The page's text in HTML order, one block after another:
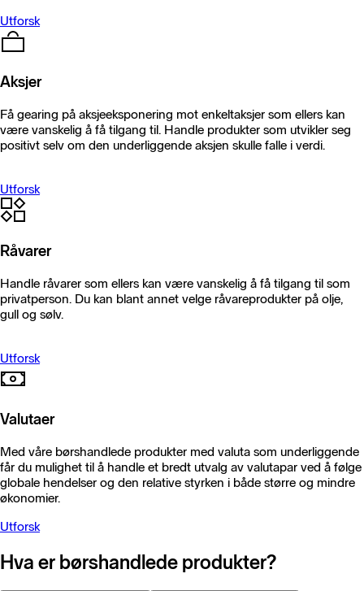
Utforsk
Aksjer
Få gearing på aksjeeksponering mot enkeltaksjer som ellers kan
være vanskelig å få tilgang til. Handle produkter som utvikler seg
positivt selv om den underliggende aksjen skulle falle i verdi.
Utforsk
Råvarer
Handle råvarer som ellers kan være vanskelig å få tilgang til som
privatperson. Du kan blant annet velge råvareprodukter på olje,
gull og sølv.
Utforsk
Valutaer
Med våre børshandlede produkter med valuta som underliggende
får du mulighet til å handle et bredt utvalg av valutapar ved å følge
globale hendelser og den relative styrken i både større og mindre
økonomier.
Utforsk
Hva er børshandlede produkter?